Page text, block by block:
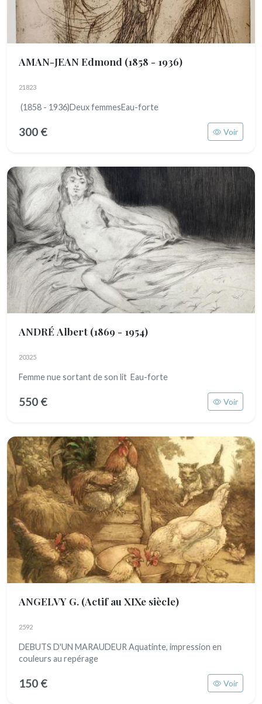
AMAN-JEAN Edmond (1858 - 1936)
21823
(1858 - 1936)Deux femmesEau-forte
300 € Voir
ANDRÉ Albert (1869 - 1954)
20325
Femme nue sortant de son lit Eau-forte
550 € Voir
ANGELVY G. (Actif au XIXe siècle)
2592
DEBUTS D'UN MARAUDEUR Aquatinte, impression en
couleurs au repérage
150 € Voir